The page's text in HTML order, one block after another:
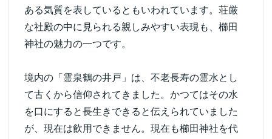
ある気質を表しているともいわれています。荘厳
な社殿の中に見られる親しみやすい表現も、櫛田
神社の魅力の一つです。
境内の「霊泉鶴の井戸」は、不老長寿の霊水とし
て古くから信仰されてきました。かつてはその水
を口にすると長生きできると伝えられていました
が、現在は飲用できません。現在も櫛田神社を代